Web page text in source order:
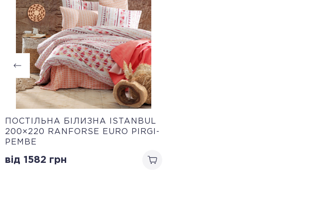
ПОСТІЛЬНА БІЛИЗНА ISTANBUL
200×220 RANFORSE EURO PIRGI-
PEMBE
від 1582 грн